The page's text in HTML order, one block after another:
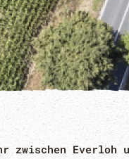
zwischen Everloh